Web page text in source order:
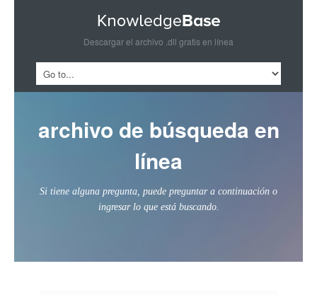
Descargar el archivo .dll gratis en línea
archivo de búsqueda en
línea
Si tiene alguna pregunta, puede preguntar a continuación o
ingresar lo que está buscando.